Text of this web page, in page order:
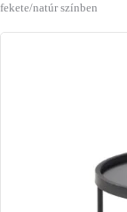
fekete/natúr színben